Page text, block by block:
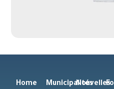
Home MunicipalitésNouvelles